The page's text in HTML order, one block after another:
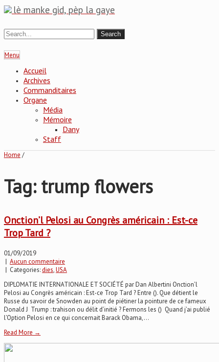
lè manke gid, pèp la gaye
Menu
Accueil
Archives
Commanditaires
Organe
Média
Mémoire
Dany
Staff
Home /
Tag: trump flowers
Onction’l Pelosi au Congrès américain : Est-ce
Trop Tard ?
01/09/2019
| Aucun commentaire
| Categories:dies,USA
DIPLOMATIE INTERNATIONALE ET SOCIÉTÉ par Dan Albertini Onction’l
Pelosi au Congrès américain : Est-ce Trop Tard ? Entre (). Que détient le
Russe du savoir de Snowden au point de piétiner la pointure de ce fameux
Donald J Trump : trahison ou délit d’initié ? Fermons les () Quand j’ai publié
l’Option Pelosi en ce qui concernait Barack Obama,...
Read More →